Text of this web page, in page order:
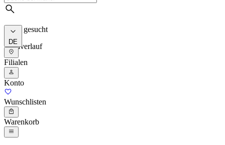
Meist gesucht
Suchverlauf
DE
Filialen
Konto
Wunschlisten
Warenkorb